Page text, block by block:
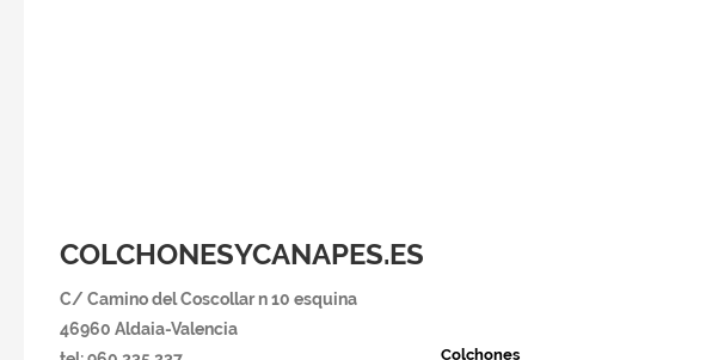
COLCHONESYCANAPES.ES
C/ Camino del Coscollar n 10 esquina
46960 Aldaia-Valencia
Colchones